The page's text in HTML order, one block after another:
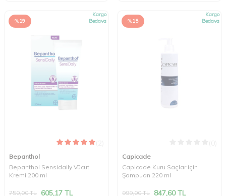
%19
Kargo
Bedava
Bepanthol
Bepanthol Sensidaily Vücut
Kremi 200 ml
750,00TL 605,17 TL
%15
Kargo
Bedava
Capicade
Capicade Kuru Saçlar için
Şampuan 220 ml
999,00TL 847,60TL